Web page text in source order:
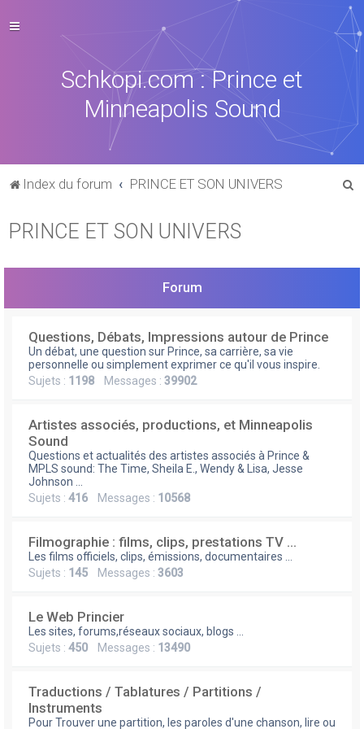
Schkopi.com : Prince et
Minneapolis Sound
Index du forum PRINCE ET SON UNIVERS
PRINCE ET SON UNIVERS
Forum
Questions, Débats, Impressions autour de Prince
Un débat, une question sur Prince, sa carrière, sa vie
personnelle ou simplement exprimer ce qu'il vous inspire.
Sujets : 1198 Messages : 39902
Artistes associés, productions, et Minneapolis
Sound
Questions et actualités des artistes associés à Prince &
MPLS sound: The Time, Sheila E., Wendy & Lisa, Jesse
Johnson ...
Sujets : 416 Messages : 10568
Filmographie : films, clips, prestations TV ...
Les films officiels, clips, émissions, documentaires ...
Sujets : 145 Messages : 3603
Le Web Princier
Les sites, forums,réseaux sociaux, blogs ...
Sujets : 450 Messages : 13490
Traductions / Tablatures / Partitions /
Instruments
Pour Trouver une partition, les paroles d'une chanson, lire ou